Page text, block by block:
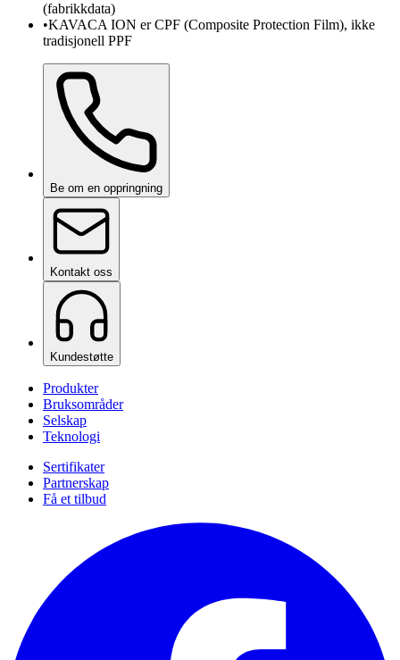
(fabrikkdata)
•KAVACA ION er CPF (Composite Protection Film), ikke
tradisjonell PPF
Be om en oppringning
Kontakt oss
Kundestøtte
Produkter
Bruksområder
Selskap
Teknologi
Sertifikater
Partnerskap
Få et tilbud